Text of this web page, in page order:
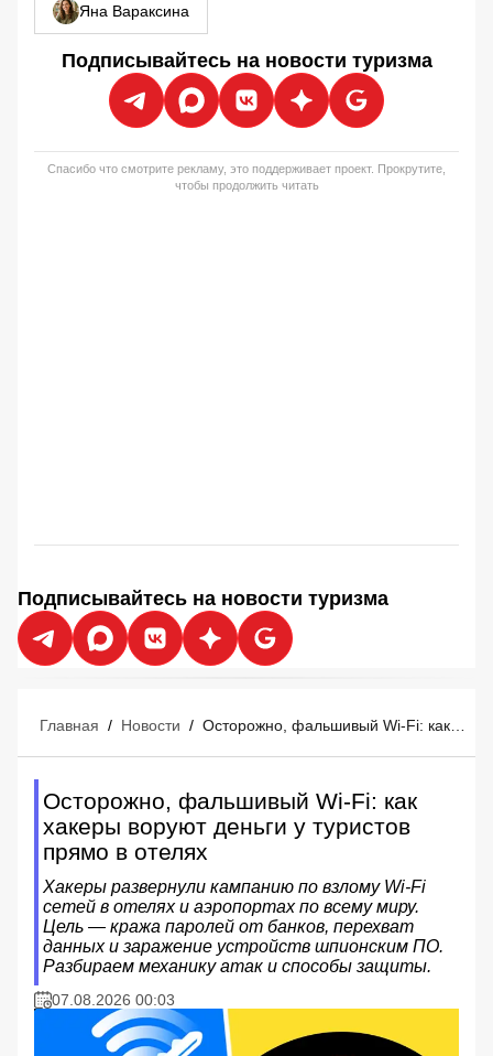
Яна Вараксина
Подписывайтесь на новости туризма
Спасибо что смотрите рекламу, это поддерживает проект. Прокрутите,
чтобы продолжить читать
Подписывайтесь на новости туризма
Главная / Новости /
Осторожно, фальшивый Wi-Fi: как
хакеры воруют деньги у туристов
прямо в отелях
Хакеры развернули кампанию по взлому Wi-Fi
сетей в отелях и аэропортах по всему миру.
Цель — кража паролей от банков, перехват
данных и заражение устройств шпионским ПО.
Разбираем механику атак и способы защиты.
07.08.2026 00:03